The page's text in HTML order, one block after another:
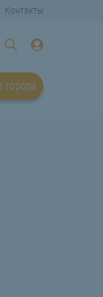
Контакты
города